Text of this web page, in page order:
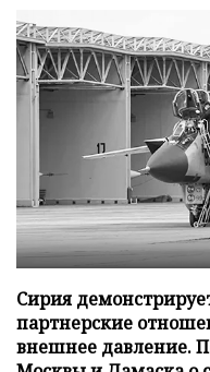
Сирия
партнерские
внешнее давление.